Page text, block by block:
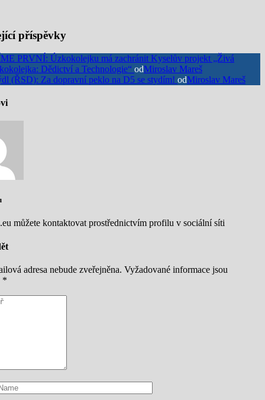
příspěvky
PRVNÍ: Úzkokolejku má zachránit Kyselův projekt „Živá
Dědictví a Technologie“ odMiroslav Mareš
(ŘSD): Za dopravní peklo na D5 se stydím! odMiroslav Mareš
můžete kontaktovat prostřednictvím profilu v sociální síti
adresa nebude zveřejněna. Vyžadované informace jsou
*